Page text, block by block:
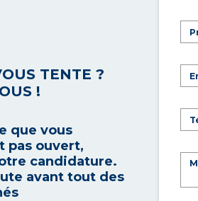
TENTE ?
!
que vous
pas ouvert,
candidature.
avant tout des